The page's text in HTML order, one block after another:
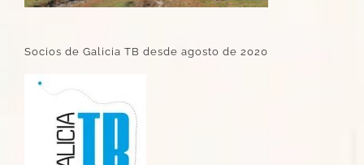
Socios de Galicia TB desde agosto de 2020